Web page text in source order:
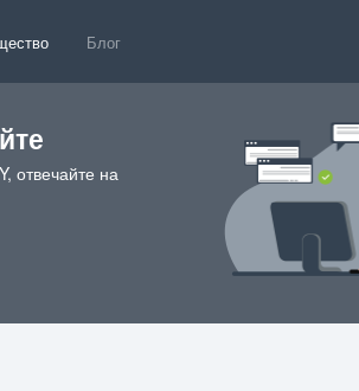
Блог
отвечайте на